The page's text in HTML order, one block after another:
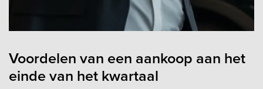
Voordelen van een aankoop aan het
einde van het kwartaal